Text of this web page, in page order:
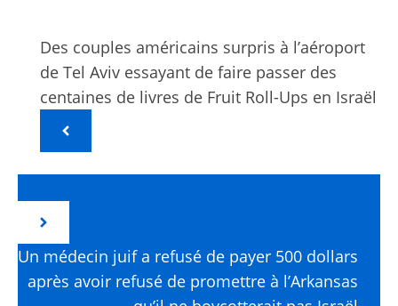
Des couples américains surpris à l’aéroport
de Tel Aviv essayant de faire passer des
centaines de livres de Fruit Roll-Ups en Israël
Un médecin juif a refusé de payer 500 dollars
après avoir refusé de promettre à l’Arkansas